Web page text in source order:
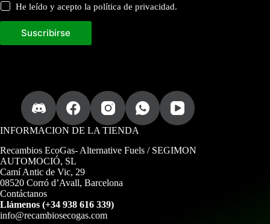
He leído y acepto la política de privacidad.
Suscribirse
INFORMACION DE LA TIENDA
Recambios EcoGas- Alternative Fuels / SEGIMON
AUTOMOCIÓ, SL
Camí Antic de Vic, 29
08520 Corró d’Avall, Barcelona
Contáctanos
Llámenos (+34 938 616 339)
info@recambiosecogas.com